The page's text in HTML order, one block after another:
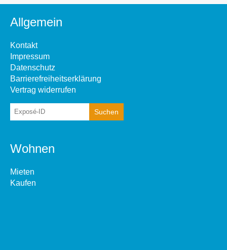
Allgemein
Kontakt
Impressum
Datenschutz
Barrierefreiheitserklärung
Vertrag widerrufen
Wohnen
Mieten
Kaufen